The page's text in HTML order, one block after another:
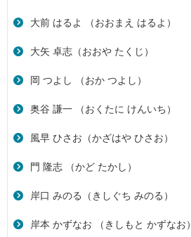
大前 はるよ （おおまえ はるよ）
大矢 卓志（おおや たくじ）
岡 つよし （おか つよし）
奥谷 謙一 （おくたに けんいち）
風早 ひさお（かざはや ひさお）
門 隆志 （かど たかし）
岸口 みのる（きしぐち みのる）
岸本 かずなお （きしもと かずなお）